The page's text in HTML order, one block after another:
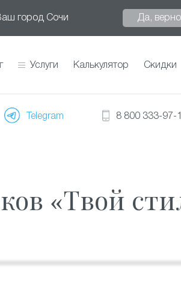
город Сочи Да, верно
Услуги Калькулятор Скидки
Telegram 8 800 333-97-
«Твой